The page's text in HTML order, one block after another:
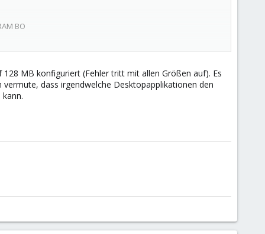
BO
MB konfiguriert (Fehler tritt mit allen Größen auf). Es
dass irgendwelche Desktopapplikationen den